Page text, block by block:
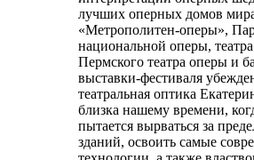
лучших оперных домов
«Метрополитен-оперы»,
национальной оперы,
Пермского театра оперы и
выставки-фестиваля
театральная оптика
близка нашему времени,
пытается вырваться за
зданий, освоить самые